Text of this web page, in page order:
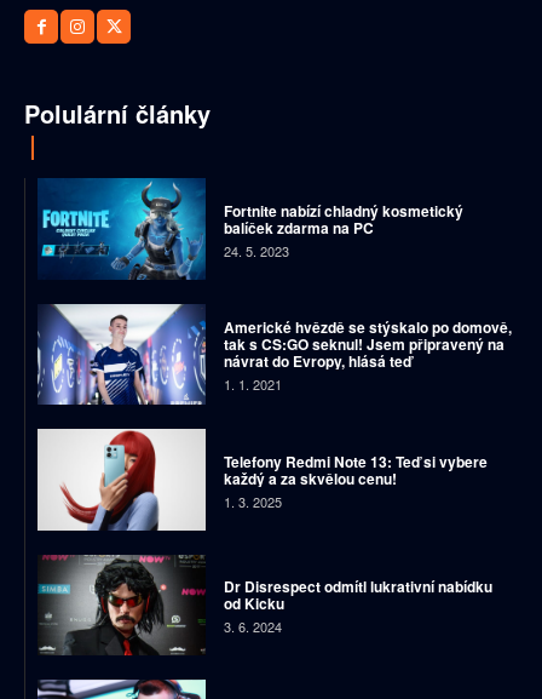
Polulární články
Fortnite nabízí chladný kosmetický
balíček zdarma na PC
24. 5. 2023
Americké hvězdě se stýskalo po domově,
tak s CS:GO seknul! Jsem připravený na
návrat do Evropy, hlásá teď
1. 1. 2021
Telefony Redmi Note 13: Teď si vybere
každý a za skvělou cenu!
1. 3. 2025
Dr Disrespect odmítl lukrativní nabídku
od Kicku
3. 6. 2024